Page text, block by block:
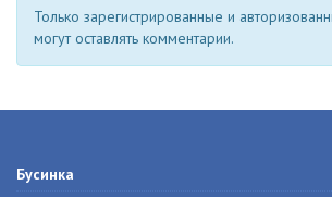
Только зарегистрированные и
могут оставлять комментарии.
Бусинка